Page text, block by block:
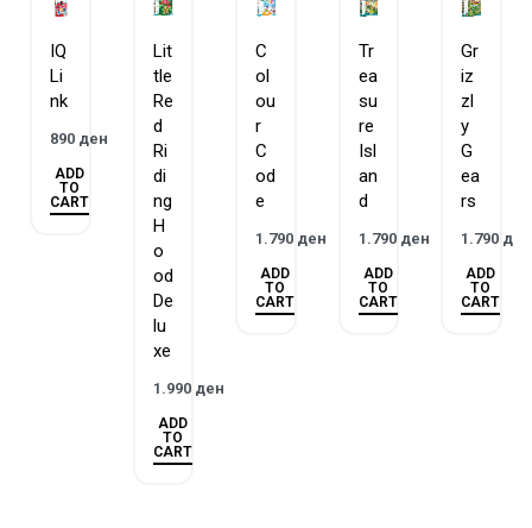
IQ
Li
nk
890 ден
ADD
TO
CART
Lit
tle
Re
d
Ri
di
ng
H
o
od
De
lu
xe
1.990 ден
ADD
TO
CART
C
ol
ou
r
C
od
e
1.790 ден
ADD
TO
CART
Tr
ea
su
re
Isl
an
d
1.790 ден
ADD
TO
CART
Gr
iz
zl
y
G
ea
rs
1.790 ден
ADD
TO
CART